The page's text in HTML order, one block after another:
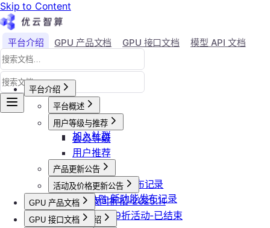
Skip to Content
平台介绍 GPU 产品文档 GPU 接口文档
模型 API 文档
Agent 社区
平台介绍
平台概述
平台介绍
加入社群
用户等级与推荐
会员等级
用户推荐
产品更新公告
GPU-新功能发布记录
模型API-新功能发布记录
活动及价格更新公告
双11夜间折扣-2025.11
2025国庆9折活动-已结束
GPU 产品文档
GPU产品介绍
GPU 接口文档